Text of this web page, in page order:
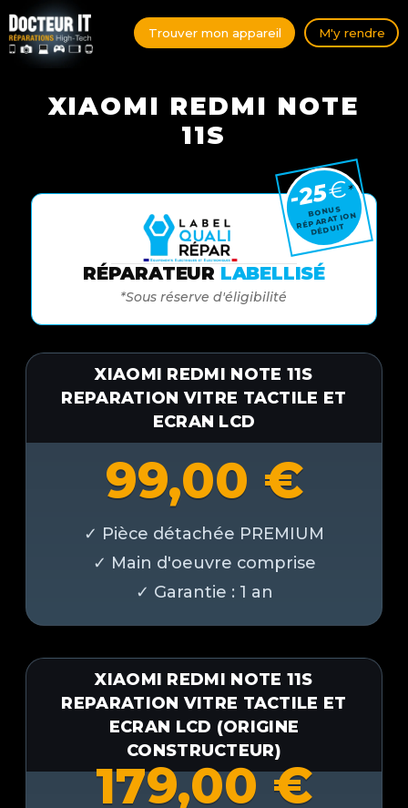
Trouver mon appareil M'y rendre
XIAOMI REDMI NOTE
11S
RÉPARATEUR LABELLISÉ
*Sous réserve d'éligibilité
-25€*
BONUS
RÉPARATION
DÉDUIT
XIAOMI REDMI NOTE 11S
REPARATION VITRE TACTILE ET
ECRAN LCD
99,00 €
XIAOMI REDMI NOTE 11S
REPARATION VITRE TACTILE ET
ECRAN LCD (ORIGINE
CONSTRUCTEUR)
179,00€